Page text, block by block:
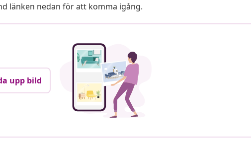
länken nedan för att komma igång.
upp bild